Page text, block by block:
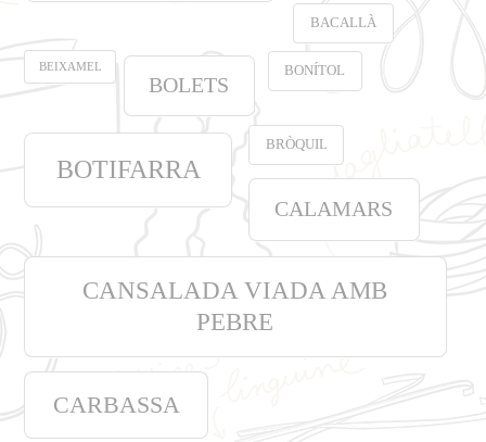
BACALLÀ
BEIXAMEL
BOLETS
BONÍTOL
BOTIFARRA
BRÒQUIL
CALAMARS
CANSALADA VIADA AMB
PEBRE
CARBASSA